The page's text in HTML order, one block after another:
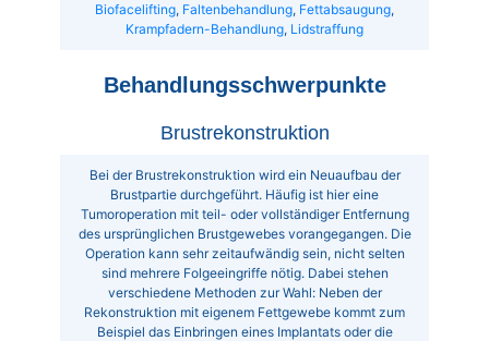
Biofacelifting, Faltenbehandlung, Fettabsaugung,
Krampfadern-Behandlung, Lidstraffung
Behandlungsschwerpunkte
Brustrekonstruktion
Bei der Brustrekonstruktion wird ein Neuaufbau der
Brustpartie durchgeführt. Häufig ist hier eine
Tumoroperation mit teil- oder vollständiger Entfernung
des ursprünglichen Brustgewebes vorangegangen. Die
Operation kann sehr zeitaufwändig sein, nicht selten
sind mehrere Folgeeingriffe nötig. Dabei stehen
verschiedene Methoden zur Wahl: Neben der
Rekonstruktion mit eigenem Fettgewebe kommt zum
Beispiel das Einbringen eines Implantats oder die